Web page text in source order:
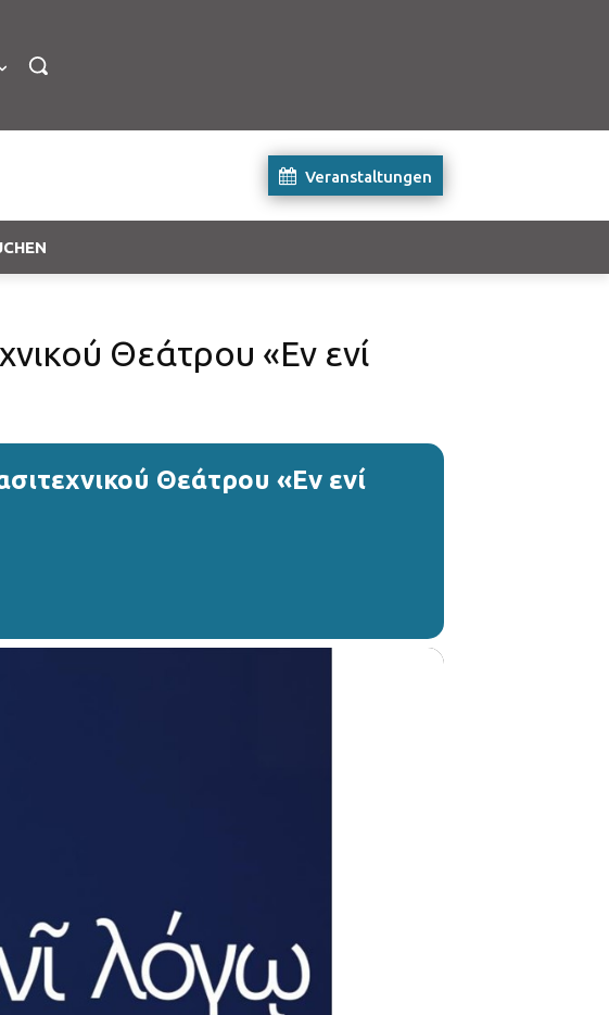
Veranstaltungen
Θεάτρου «Εν ενί
Θεάτρου «Εν ενί